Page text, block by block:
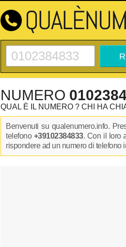
NUMERO
QUAL È IL NUMERO ? CHI HA
Benvenuti su qualenumero.info.
telefono +39102384833. Con il loro
rispondere ad un numero di telefono